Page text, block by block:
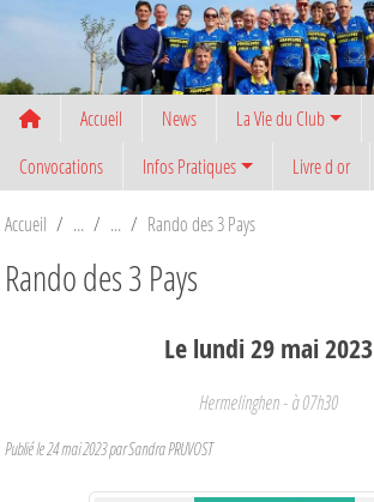
Accueil News La Vie du Club
Convocations
Infos Pratiques Livre d or
Accueil Rando des 3 Pays
Rando des 3 Pays
Lelundi29mai2023
Hermelinghen- à 07h30
Publié le24 mai 2023parSandra PRUVOST
Panneau de gestion des cookies